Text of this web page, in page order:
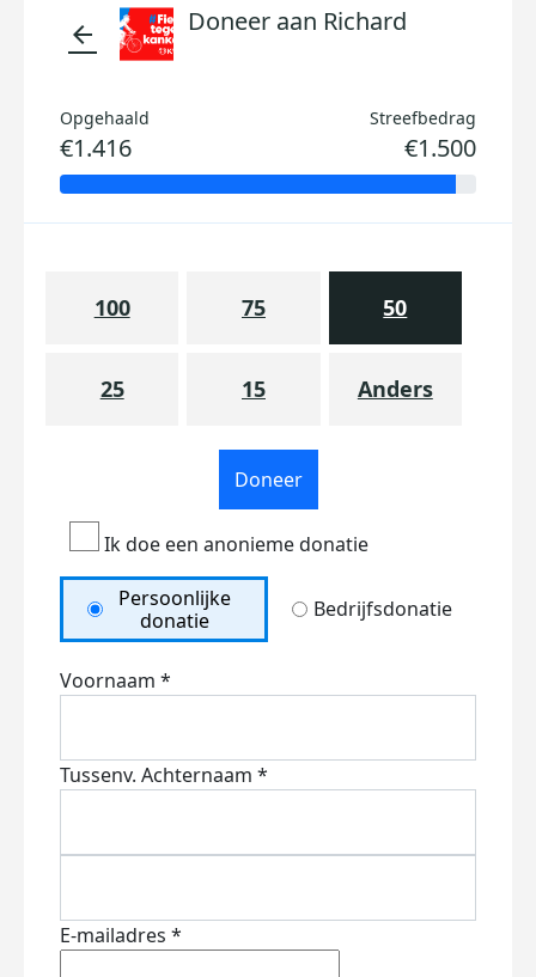
arrow_back Doneer aan Richard
Opgehaald
€1.416
Streefbedrag
€1.500
100 75 50
25 15 Anders
Doneer
Ik doe een anonieme donatie
Persoonlijke
donatie
Bedrijfsdonatie
Voornaam *
Tussenv. Achternaam *
E-mailadres *